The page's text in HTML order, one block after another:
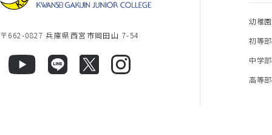
〒662-0827 兵庫県西宮市岡田山 7-54
幼稚園
初等部
中学部
高等部